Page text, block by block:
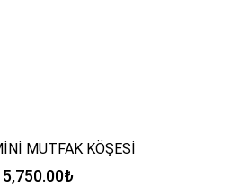
MUTFAK KÖŞESİ
5,750.00₺